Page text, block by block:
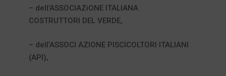
– dell’ASSOCIAZiONE ITALIANA
COSTRUTTORI DEL VERDE,
– dell’ASSOCI AZIONE PISCICOLTORI ITALIANI
(API),